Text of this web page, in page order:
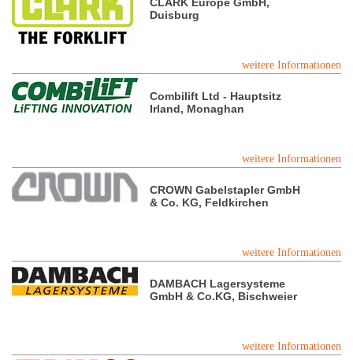
Duisburg
weitere Informationen
Combilift Ltd - Hauptsitz
Irland, Monaghan
weitere Informationen
CROWN Gabelstapler GmbH
& Co. KG, Feldkirchen
weitere Informationen
DAMBACH Lagersysteme
GmbH & Co.KG, Bischweier
weitere Informationen